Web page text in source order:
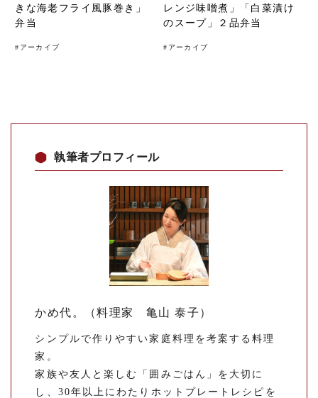
きな海老フライ風豚巻き」
弁当
# アーカイブ
レンジ味噌煮」「白菜漬け
のスープ」２品弁当
# アーカイブ
執筆者プロフィール
かめ代。（料理家 亀山 泰子）
シンプルで作りやすい家庭料理を考案する料理
家。
家族や友人と楽しむ「囲みごはん」を大切に
し、30年以上にわたりホットプレートレシピを